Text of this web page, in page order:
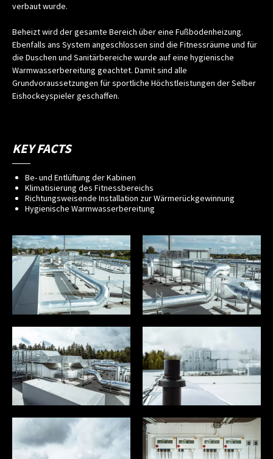
verbaut wurde.
Beheizt wird der gesamte Bereich über eine Fußbodenheizung.
Ebenfalls ans System angeschlossen sind die Fitnessräume und für
die Duschen und Sanitärbereiche wurde auf eine hygienische
Warmwasserbereitung geachtet. Damit sind alle
Grundvoraussetzungen für sportliche Höchstleistungen der Selber
Eishockeyspieler geschaffen.
KEY FACTS
Be- und Entlüftung der Kabinen
Klimatisierung des Fitnessbereichs
Richtungsweisende Installation zur Wärmerückgewinnung
Hygienische Warmwasserbereitung